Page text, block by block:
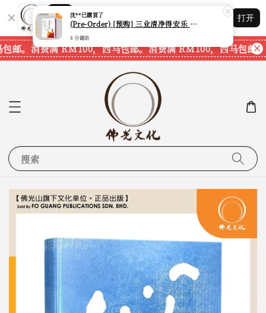
Shopping: 追踪您的订单
您信赖的商店
打开
邮。 消费满 RM100，西马包邮。消费满 RM100，西马包邮。
搜索
沈**已購買了
(Pre-Order) [预购] 三业清净得安乐 (永富法师) (台湾繁体书籍) (水陆法会) (梁皇宝忏)
8 分鐘前